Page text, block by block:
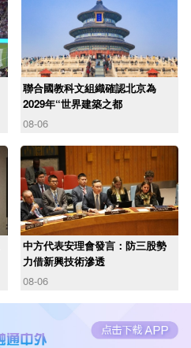
聯合國教科文組織確認北京為
2029年“世界建築之都
08-06
中方代表安理會發言：防三股勢
力借新興技術滲透
08-06